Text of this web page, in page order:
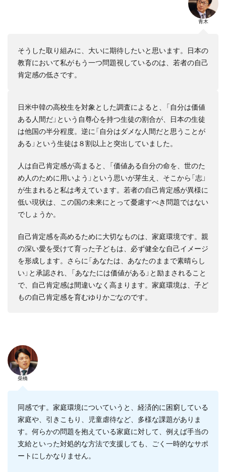
青木
そうした取り組みに、大いに期待したいと思います。日本の
教育において私がもう一つ問題視しているのは、若者の自己
肯定感の低さです。
日米中韓の高校生を対象とした調査によると、「自分は価値
ある人間だ」という自尊心を持つ生徒の割合が、日本の生徒
は他国の半分程度。逆に「自分はダメな人間だと思うことが
ある」という生徒は８割以上と突出していました。
人は自己肯定感が高まると、「価値ある自分の命を、世のた
め人のために用いよう」という思いが芽生え、そこから「志」
が生まれると私は考えています。若者の自己肯定感が異様に
低い現状は、この国の未来にとって憂慮すべき問題ではない
でしょうか。
自己肯定感を高めるために大切なものは、家庭環境です。親
の深い愛を受けて育った子どもは、必ず健全な自己イメージ
を形成します。さらに「あなたは、あなたのままで素晴らし
い」と承認され、「あなたには価値がある」と励まされること
で、自己肯定感は間違いなく高まります。家庭環境は、子ど
もの自己肯定感を育むゆりかごなのです。
柴橋
同感です。家庭環境についていうと、経済的に困窮している
家庭や、引きこもり、児童虐待など、多様な課題がありま
す。何らかの問題を抱えている家庭に対して、例えば手当の
支給といった対処的な方法で支援しても、ごく一時的なサポ
ートにしかなりません。